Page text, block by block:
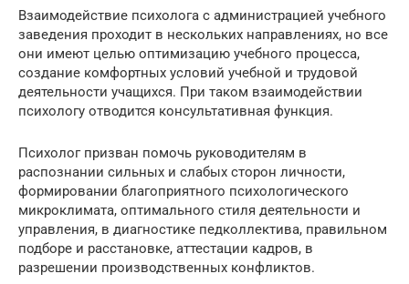
Взаимодействие психолога с администрацией учебного
заведения проходит в нескольких направлениях, но все
они имеют целью оптимизацию учебного процесса,
создание комфортных условий учебной и трудовой
деятельности учащихся. При таком взаимодействии
психологу отводится консультативная функция.
Психолог призван помочь руководителям в
распознании сильных и слабых сторон личности,
формировании благоприятного психологического
микроклимата, оптимального стиля деятельности и
управления, в диагностике педколлектива, правильном
подборе и расстановке, аттестации кадров, в
разрешении производственных конфликтов.